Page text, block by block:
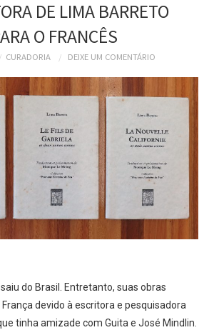
DE LIMA BARRETO
O FRANCÊS
CURADORIA DEIXE UM COMENTÁRIO
do Brasil. Entretanto, suas obras
devido à escritora e pesquisadora
tinha amizade com Guita e José Mindlin.